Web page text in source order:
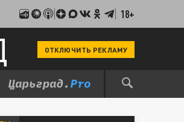
18+
ОТКЛЮЧИТЬ РЕКЛАМУ